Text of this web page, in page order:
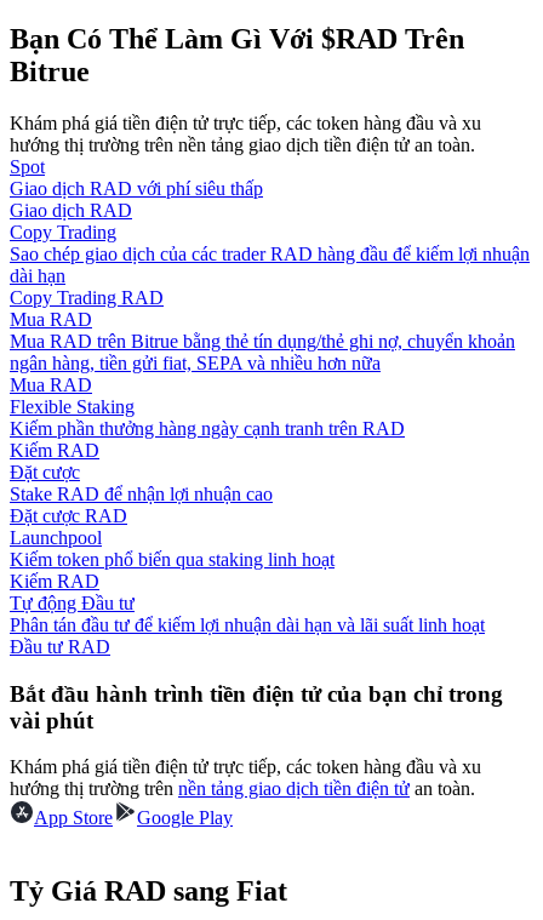
Hướng dẫn
Hướng dẫn giao dịch Spot
Chiến lược giao dịch
Học cách duy trì lợi nhuận
Bạn Có Thể Làm Gì Với $RAD Trên
Bitrue
Khám phá giá tiền điện tử trực tiếp, các token hàng đầu và xu
hướng thị trường trên nền tảng giao dịch tiền điện tử an toàn.
Spot
Giao dịch RAD với phí siêu thấp
Giao dịch RAD
Copy Trading
Sao chép giao dịch của các trader RAD hàng đầu để kiếm lợi nhuận
dài hạn
Copy Trading RAD
Mua RAD
Mua RAD trên Bitrue bằng thẻ tín dụng/thẻ ghi nợ, chuyển khoản
ngân hàng, tiền gửi fiat, SEPA và nhiều hơn nữa
Mua RAD
Flexible Staking
Kiếm phần thưởng hàng ngày cạnh tranh trên RAD
Kiếm RAD
Đặt cược
Stake RAD để nhận lợi nhuận cao
Đặt cược RAD
Launchpool
Kiếm token phổ biến qua staking linh hoạt
Kiếm RAD
Tự động Đầu tư
Phân tán đầu tư để kiếm lợi nhuận dài hạn và lãi suất linh hoạt
Đầu tư RAD
Bắt đầu hành trình tiền điện tử của bạn chỉ trong
vài phút
Khám phá giá tiền điện tử trực tiếp, các token hàng đầu và xu
hướng thị trường trên nền tảng giao dịch tiền điện tử an toàn.
App Store
Google Play
Tỷ Giá RAD sang Fiat